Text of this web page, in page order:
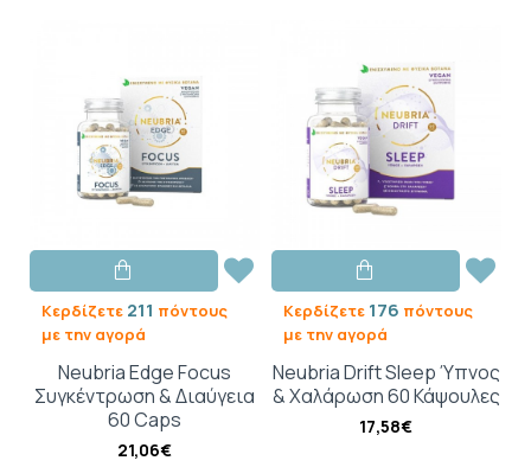
Κερδίζετε 211 πόντους
με την αγορά
Neubria Edge Focus
Συγκέντρωση & Διαύγεια
60 Caps
21,06€
Κερδίζετε 176 πόντους
με την αγορά
Neubria Drift Sleep Ύπνος
& Χαλάρωση 60 Κάψουλες
17,58€